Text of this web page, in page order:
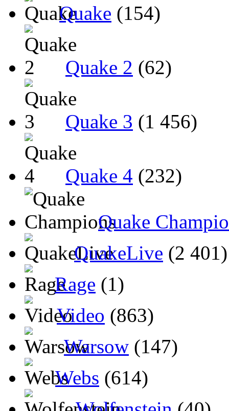
Quake (154)
Quake 2 (62)
Quake 3 (1 456)
Quake 4 (232)
Quake
QuakeLive (2 401)
Rage (1)
Video (863)
Warsow (147)
Webs (614)